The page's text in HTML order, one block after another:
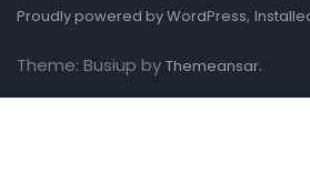
Proudly powered by WordPress,
Theme: Busiup by Themeansar.